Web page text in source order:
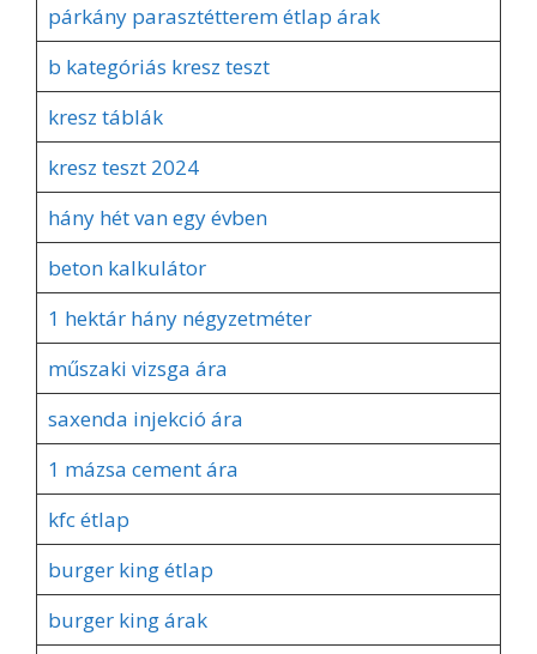
párkány parasztétterem étlap árak
b kategóriás kresz teszt
kresz táblák
kresz teszt 2024
hány hét van egy évben
beton kalkulátor
1 hektár hány négyzetméter
műszaki vizsga ára
saxenda injekció ára
1 mázsa cement ára
kfc étlap
burger king étlap
burger king árak